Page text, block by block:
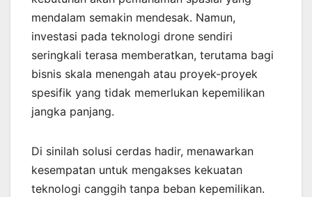
mendalam semakin mendesak. Namun,
investasi pada teknologi drone sendiri
seringkali terasa memberatkan, terutama bagi
bisnis skala menengah atau proyek-proyek
spesifik yang tidak memerlukan kepemilikan
jangka panjang.
Di sinilah solusi cerdas hadir, menawarkan
kesempatan untuk mengakses kekuatan
teknologi canggih tanpa beban kepemilikan.